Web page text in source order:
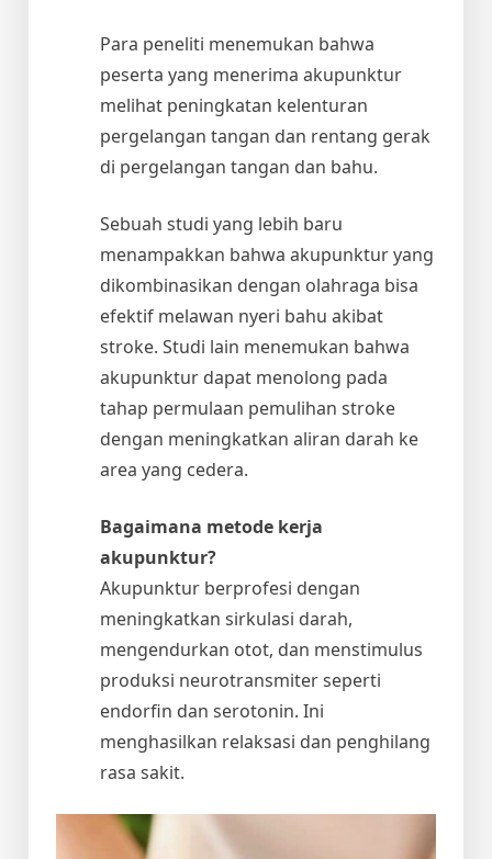
Para peneliti menemukan bahwa
peserta yang menerima akupunktur
melihat peningkatan kelenturan
pergelangan tangan dan rentang gerak
di pergelangan tangan dan bahu.
Sebuah studi yang lebih baru
menampakkan bahwa akupunktur yang
dikombinasikan dengan olahraga bisa
efektif melawan nyeri bahu akibat
stroke. Studi lain menemukan bahwa
akupunktur dapat menolong pada
tahap permulaan pemulihan stroke
dengan meningkatkan aliran darah ke
area yang cedera.
Bagaimana metode kerja
akupunktur?
Akupunktur berprofesi dengan
meningkatkan sirkulasi darah,
mengendurkan otot, dan menstimulus
produksi neurotransmiter seperti
endorfin dan serotonin. Ini
menghasilkan relaksasi dan penghilang
rasa sakit.